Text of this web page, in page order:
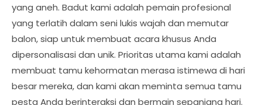
yang aneh. Badut kami adalah pemain profesional
yang terlatih dalam seni lukis wajah dan memutar
balon, siap untuk membuat acara khusus Anda
dipersonalisasi dan unik. Prioritas utama kami adalah
membuat tamu kehormatan merasa istimewa di hari
besar mereka, dan kami akan meminta semua tamu
pesta Anda berinteraksi dan bermain sepanjang hari.